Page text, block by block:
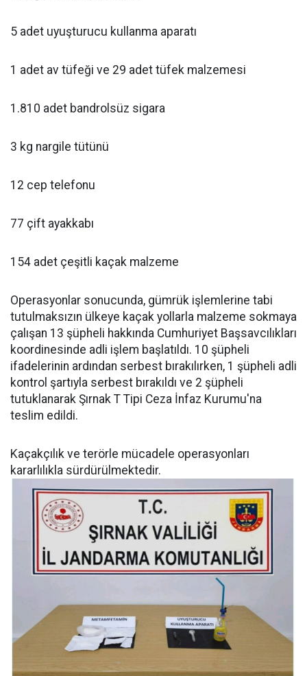
5 adet uyuşturucu kullanma aparatı
1 adet av tüfeği ve 29 adet tüfek malzemesi
1.810 adet bandrolsüz sigara
3 kg nargile tütünü
12 cep telefonu
77 çift ayakkabı
154 adet çeşitli kaçak malzeme
Operasyonlar sonucunda, gümrük işlemlerine tabi
tutulmaksızın ülkeye kaçak yollarla malzeme sokmaya
çalışan 13 şüpheli hakkında Cumhuriyet Başsavcılıkları
koordinesinde adli işlem başlatıldı. 10 şüpheli
ifadelerinin ardından serbest bırakılırken, 1 şüpheli adli
kontrol şartıyla serbest bırakıldı ve 2 şüpheli
tutuklanarak Şırnak T Tipi Ceza İnfaz Kurumu'na
teslim edildi.
Kaçakçılık ve terörle mücadele operasyonları
kararlılıkla sürdürülmektedir.